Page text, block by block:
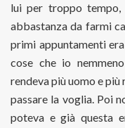
lui per troppo tempo,
abbastanza da farmi
primi appuntamenti
cose che io
rendeva più uomo e
passare la voglia. Poi
poteva e già questa